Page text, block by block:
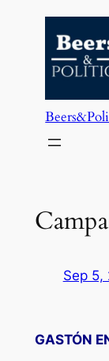
contenido
Sep 5,
GASTÓN